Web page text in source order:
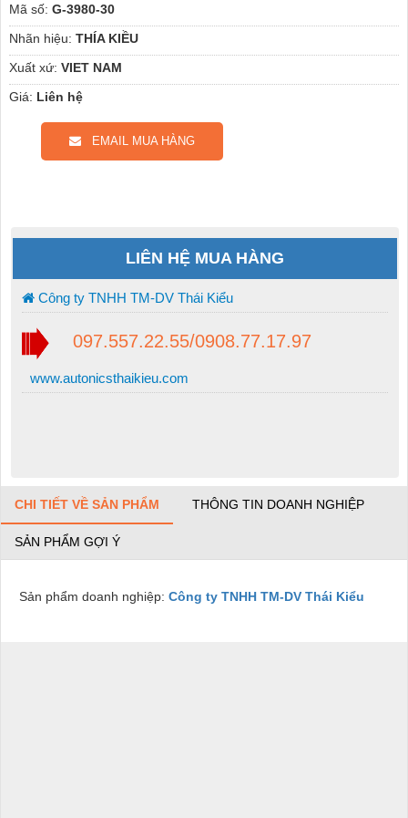
Mã số: G-3980-30
Nhãn hiệu: THÍA KIỀU
Xuất xứ: VIET NAM
Giá: Liên hệ
EMAIL MUA HÀNG
LIÊN HỆ MUA HÀNG
Công ty TNHH TM-DV Thái Kiểu
097.557.22.55/0908.77.17.97
www.autonicsthaikieu.com
CHI TIẾT VỀ SẢN PHẨM THÔNG TIN DOANH NGHIỆP
SẢN PHẨM GỢI Ý
Sản phẩm doanh nghiệp: Công ty TNHH TM-DV Thái Kiểu